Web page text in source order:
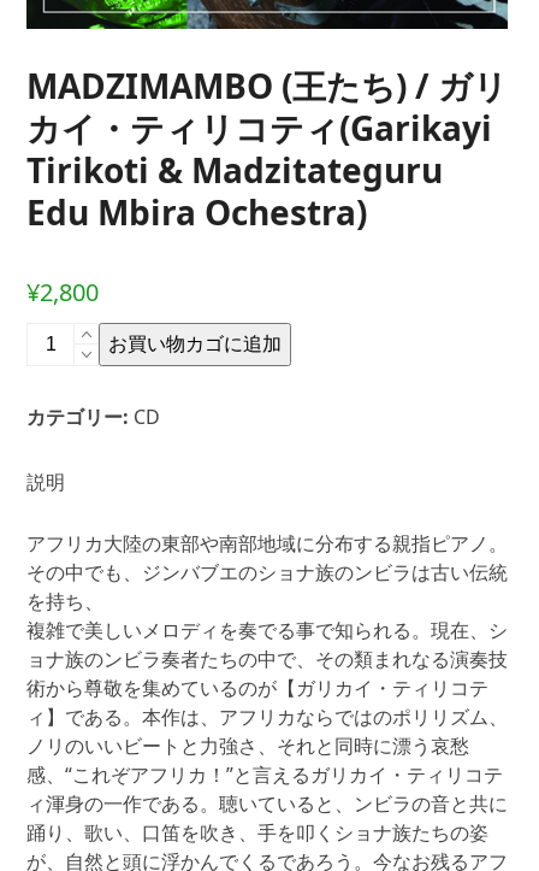
MADZIMAMBO (王たち) / ガリ
カイ・ティリコティ(Garikayi
Tirikoti & Madzitateguru
Edu Mbira Ochestra)
¥2,800
MADZIMAMBO
ち)
ガ
カ
イ・
テ
ィ
リ
コ
テ
ィ
(Garikayi
Tirikoti
&
Madzitateguru
お買い物カゴに追加
カテゴリー: CD
説明
アフリカ大陸の東部や南部地域に分布する親指ピアノ。
その中でも、ジンバブエのショナ族のンビラは古い伝統
を持ち、
複雑で美しいメロディを奏でる事で知られる。現在、シ
ョナ族のンビラ奏者たちの中で、その類まれなる演奏技
術から尊敬を集めているのが【ガリカイ・ティリコテ
ィ】である。本作は、アフリカならではのポリリズム、
ノリのいいビートと力強さ、それと同時に漂う哀愁
感、“これぞアフリカ！”と言えるガリカイ・ティリコテ
ィ渾身の一作である。聴いていると、ンビラの音と共に
踊り、歌い、口笛を吹き、手を叩くショナ族たちの姿
が、自然と頭に浮かんでくるであろう。今なお残るアフ